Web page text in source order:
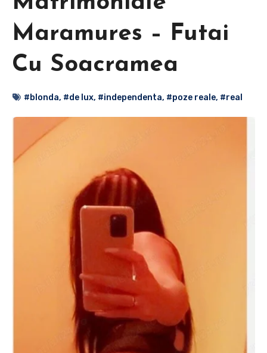
Maramures – Futai
Cu Soacramea
#blonda, #de lux, #independenta, #poze reale, #real